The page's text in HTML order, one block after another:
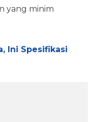
yang minim
Ini Spesifikasi